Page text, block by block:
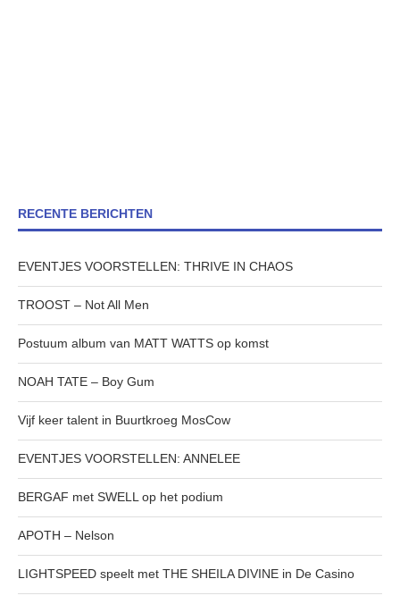
RECENTE BERICHTEN
EVENTJES VOORSTELLEN: THRIVE IN CHAOS
TROOST – Not All Men
Postuum album van MATT WATTS op komst
NOAH TATE – Boy Gum
Vijf keer talent in Buurtkroeg MosCow
EVENTJES VOORSTELLEN: ANNELEE
BERGAF met SWELL op het podium
APOTH – Nelson
LIGHTSPEED speelt met THE SHEILA DIVINE in De Casino